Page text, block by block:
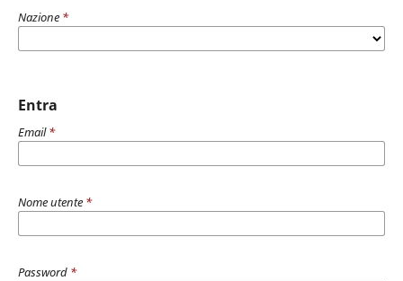
Nazione *
Entra
Email*
Nome utente *
Password *